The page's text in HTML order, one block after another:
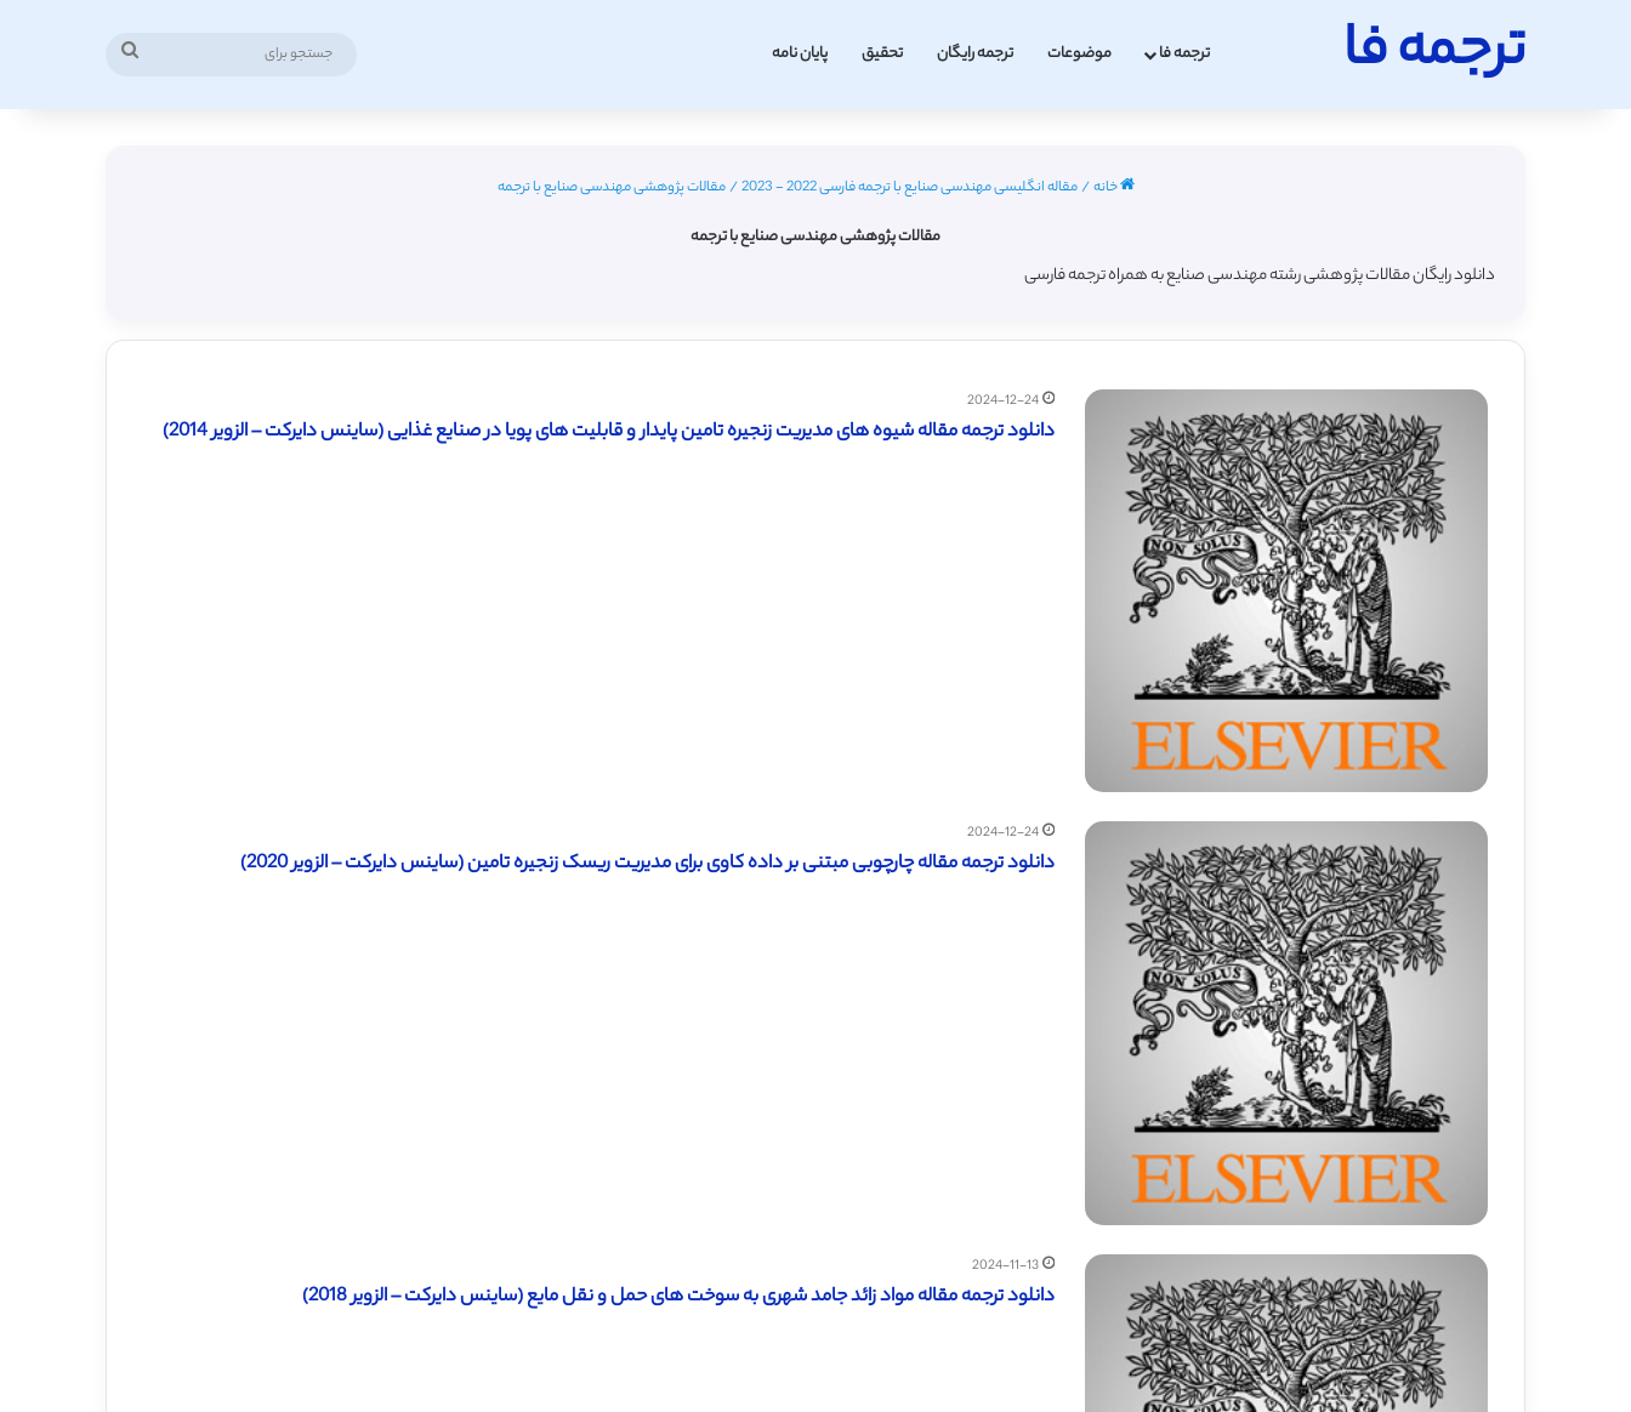
ترجمه فا ترجمه فا موضوعات ترجمه رایگان تحقیق پایان نامه
خانه/مقاله انگلیسی مهندسی صنایع با ترجمه فارسی 2022 - 2023 /مقالات پژوهشی مهندسی صنایع با ترجمه
مقالات پژوهشی مهندسی صنایع با ترجمه
دانلود رایگان مقالات پژوهشی رشته مهندسی صنایع به همراه ترجمه فارسی
2024-12-24
دانلود ترجمه مقاله شیوه های مدیریت زنجیره تامین پایدار و قابلیت های پویا در صنایع غذایی (ساینس دایرکت – الزویر 2014)
2024-12-24
دانلود ترجمه مقاله چارچوبی مبتنی بر داده کاوی برای مدیریت ریسک زنجیره تامین (ساینس دایرکت – الزویر 2020)
2024-11-13
دانلود ترجمه مقاله مواد زائد جامد شهری به سوخت های حمل و نقل مایع (ساینس دایرکت – الزویر 2018)